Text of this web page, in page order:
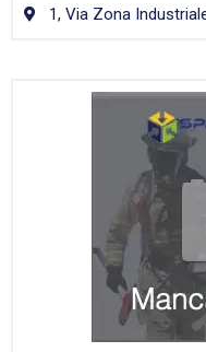
1, Via Zona